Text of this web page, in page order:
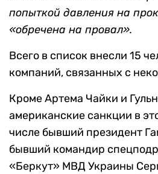
попыткой давления на
«обречена на провал».
Всего в список внесли 15
компаний, связанных с
Кроме Артема Чайки и
американские санкции в
числе бывший президент
бывший командир
«Беркут» МВД Украины